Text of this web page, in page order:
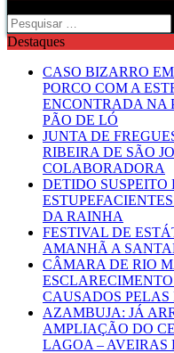
Pesquisar
por:
Destaques
CASO BIZARRO
PORCO COM A
ENCONTRADA NA
PÃO DE LÓ
JUNTA DE
RIBEIRA DE SÃO
COLABORADORA
DETIDO SUSPEITO
DA RAINHA
FESTIVAL DE
AMANHÃ A
CÂMARA DE RIO
CAUSADOS PELAS
AZAMBUJA: JÁ
AMPLIAÇÃO DO
LAGOA – AVEIRAS